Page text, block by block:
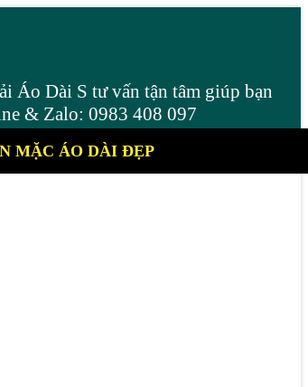
Áo Dài S tư vấn tận tâm giúp bạn
& Zalo: 0983 408 097
MẶC ÁO DÀI ĐẸP